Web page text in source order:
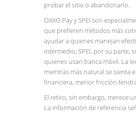
probar el sitio o abandonarlo.
OXXO Pay y SPEI son
que prefieren métodos más
ayudar a quienes manejan
intermedio; SPEI, por su parte,
quienes usan banca móvil. La
mientras más natural se sienta
financiera, menor fricción
El retiro, sin embargo, merece
La información de referencia